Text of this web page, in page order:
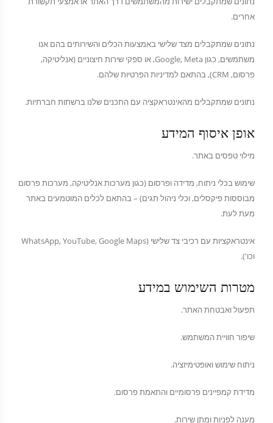
אחרים.
נתונים שמתקבלים מצד שלישי באמצעות הכלים והשירותים בהם אנו
משתמשים, כגון Google, Meta, או ספקי שירות חיצוניים (אנליטיקה,
פרסום, CRM), בהתאם למדיניות הפרטיות שלהם.
נתונים שמתקבלים מהאינטראקציה עם התכנים שלנו ברשתות חברתיות.
אופן איסוף המידע
מילוי טפסים באתר.
שימוש בכלי ניתוח, מדידה ופרסום (כגון מערכות אנליטיקה, מערכות פרסום
מבוססות פיקסלים, וכלי ניהול תגים) – בהתאם לכלים המוטמעים באתר
מעת לעת.
אינטראקציות עם רכיבי צד שלישי (WhatsApp, YouTube, Google Maps
וכו').
מטרות השימוש במידע
תפעול ואבטחת האתר.
שיפור חוויית המשתמש.
ניתוח שימוש ואופטימיזציה.
מדידת קמפיינים פרסומיים והתאמת פרסום.
מענה לפניות ומתן שירות.